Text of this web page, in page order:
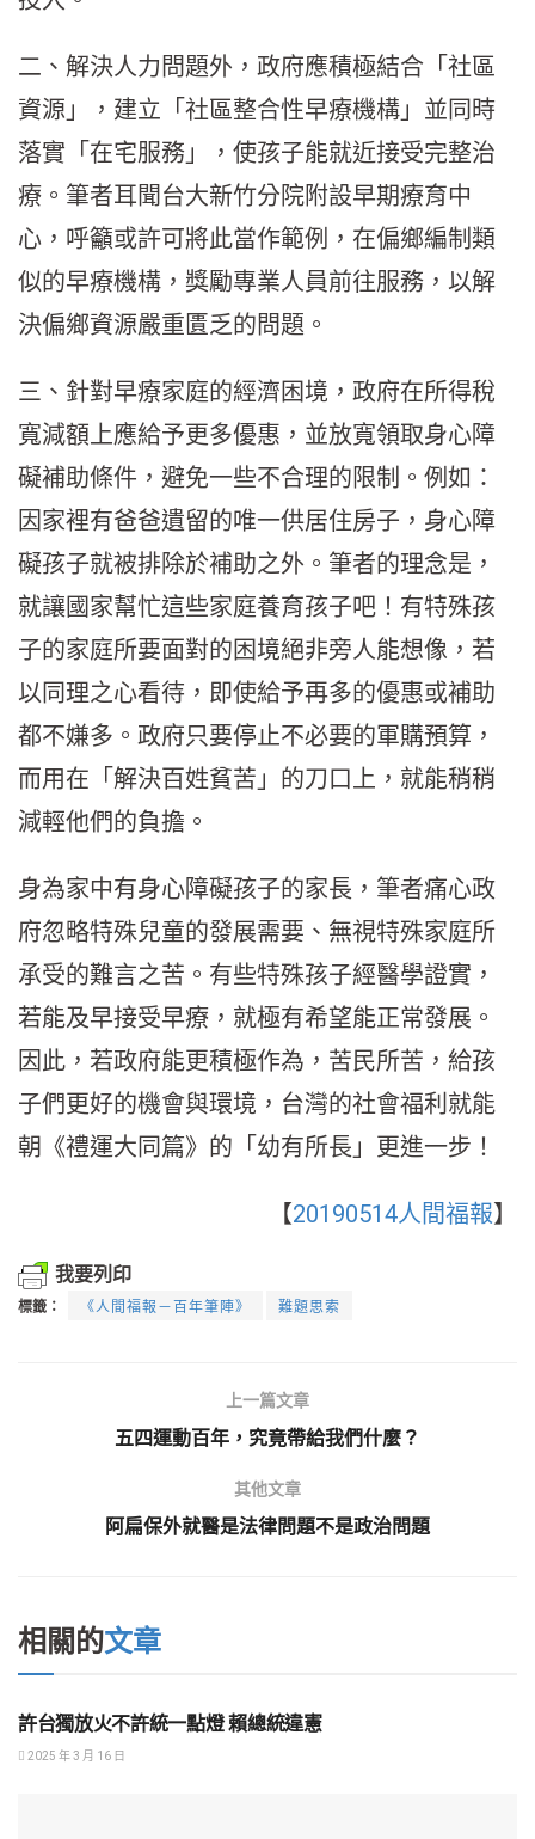
二、解決人力問題外，政府應積極結合「社區
資源」，建立「社區整合性早療機構」並同時
落實「在宅服務」，使孩子能就近接受完整治
療。筆者耳聞台大新竹分院附設早期療育中
心，呼籲或許可將此當作範例，在偏鄉編制類
似的早療機構，獎勵專業人員前往服務，以解
決偏鄉資源嚴重匱乏的問題。
三、針對早療家庭的經濟困境，政府在所得稅
寬減額上應給予更多優惠，並放寬領取身心障
礙補助條件，避免一些不合理的限制。例如：
因家裡有爸爸遺留的唯一供居住房子，身心障
礙孩子就被排除於補助之外。筆者的理念是，
就讓國家幫忙這些家庭養育孩子吧！有特殊孩
子的家庭所要面對的困境絕非旁人能想像，若
以同理之心看待，即使給予再多的優惠或補助
都不嫌多。政府只要停止不必要的軍購預算，
而用在「解決百姓貧苦」的刀口上，就能稍稍
減輕他們的負擔。
身為家中有身心障礙孩子的家長，筆者痛心政
府忽略特殊兒童的發展需要、無視特殊家庭所
承受的難言之苦。有些特殊孩子經醫學證實，
若能及早接受早療，就極有希望能正常發展。
因此，若政府能更積極作為，苦民所苦，給孩
子們更好的機會與環境，台灣的社會福利就能
朝《禮運大同篇》的「幼有所長」更進一步！
【20190514人間福報】
我要列印
標籤： 《人間福報－百年筆陣》 難題思索
上一篇文章
五四運動百年，究竟帶給我們什麼？
其他文章
阿扁保外就醫是法律問題不是政治問題
相關的文章
兩岸關係與外交
許台獨放火不許統一點燈 賴總統違憲
2025 年 3 月 16 日